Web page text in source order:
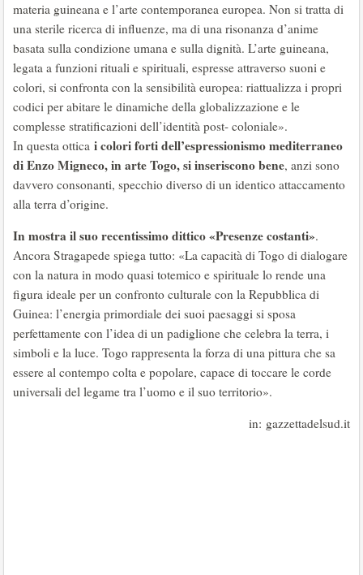
materia guineana e l’arte contemporanea europea. Non si tratta di
una sterile ricerca di influenze, ma di una risonanza d’anime
basata sulla condizione umana e sulla dignità. L’arte guineana,
legata a funzioni rituali e spirituali, espresse attraverso suoni e
colori, si confronta con la sensibilità europea: riattualizza i propri
codici per abitare le dinamiche della globalizzazione e le
complesse stratificazioni dell’identità post- coloniale».
In questa ottica i colori forti dell’espressionismo mediterraneo
di Enzo Migneco, in arte Togo, si inseriscono bene, anzi sono
davvero consonanti, specchio diverso di un identico attaccamento
alla terra d’origine.
In mostra il suo recentissimo dittico «Presenze costanti».
Ancora Stragapede spiega tutto: «La capacità di Togo di dialogare
con la natura in modo quasi totemico e spirituale lo rende una
figura ideale per un confronto culturale con la Repubblica di
Guinea: l’energia primordiale dei suoi paesaggi si sposa
perfettamente con l’idea di un padiglione che celebra la terra, i
simboli e la luce. Togo rappresenta la forza di una pittura che sa
essere al contempo colta e popolare, capace di toccare le corde
universali del legame tra l’uomo e il suo territorio».
in: gazzettadelsud.it